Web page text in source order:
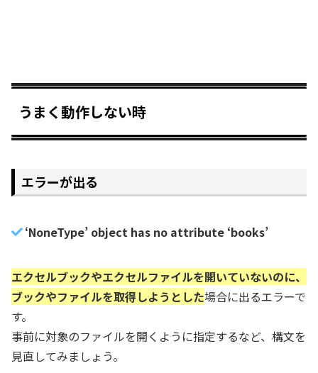
うまく動作しない時
エラーが出る
‘NoneType’ object has no attribute ‘books’
エクセルブックやエクセルファイルを開いていないのに、
ブックやファイルを取得しようとした場合に出るエラーで
す。
事前に対象のファイルを開くように指定するなど、構文を
見直してみましょう。